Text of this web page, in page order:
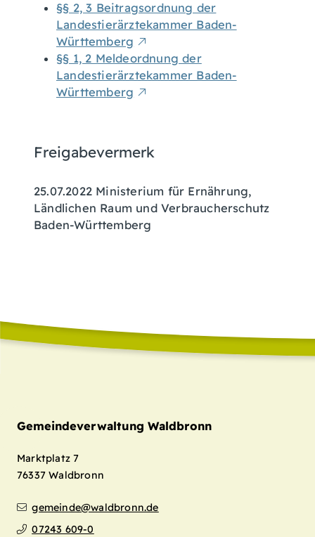
§§ 2, 3 Beitragsordnung der
Landestierärztekammer Baden-
Württemberg
§§ 1, 2 Meldeordnung der
Landestierärztekammer Baden-
Württemberg
Freigabevermerk
25.07.2022 Ministerium für Ernährung,
Ländlichen Raum und Verbraucherschutz
Baden-Württemberg
Gemeindeverwaltung Waldbronn
Marktplatz 7
76337 Waldbronn
gemeinde@waldbronn.de
07243 609-0